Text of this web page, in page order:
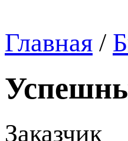
Главная /
Заказчик